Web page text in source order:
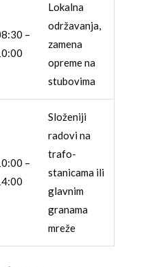
–
Lokalna
održavanja,
zamena
opreme na
stubovima
–
Složeniji
radovi na
trafo-
stanicama ili
glavnim
granama
mreže